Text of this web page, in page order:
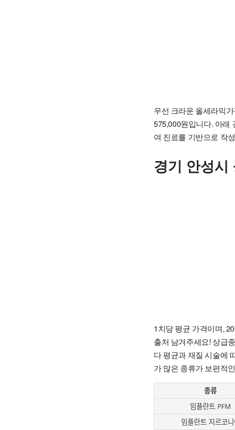
우선 크라운 올세라믹
575,000원입니다. 아래
여 진료를 기반으로 작
경기 안성시
1치당 평균 가격이며,
출처 남겨주세요! 상급
다 평균과 재질 시술에
가 많은 종류가 보편적
종류
임플란트 PFM
임플란트 지르코